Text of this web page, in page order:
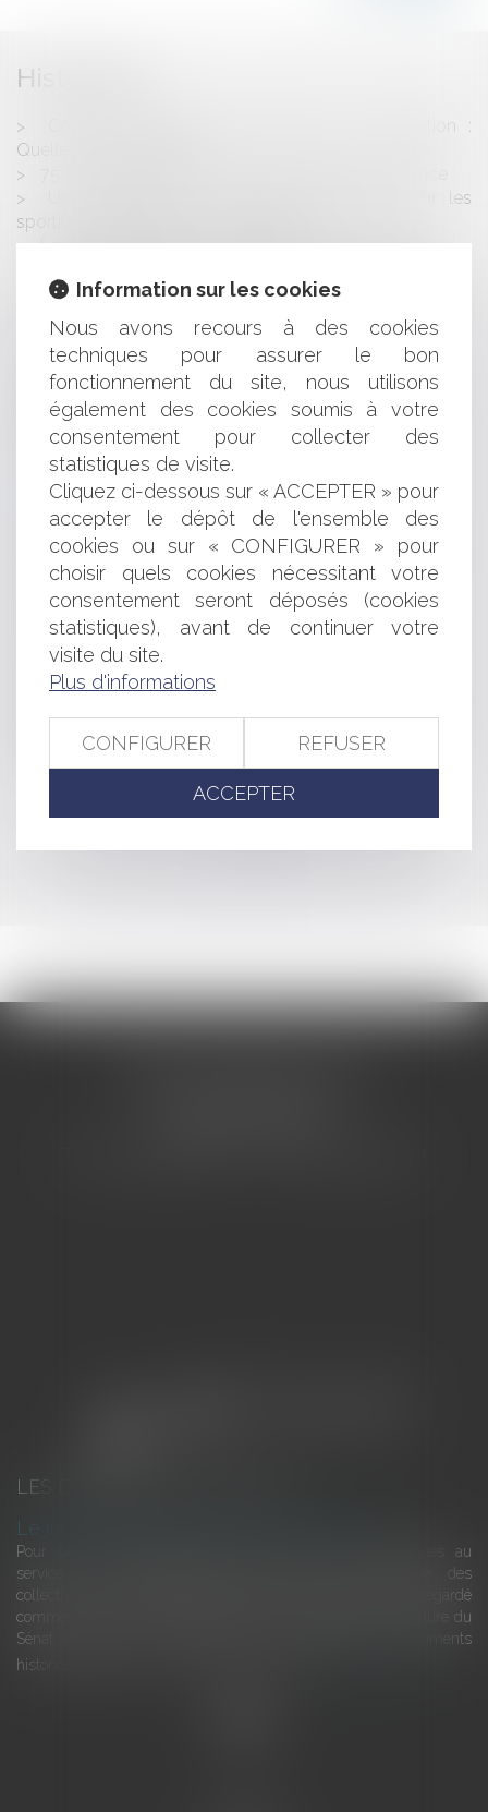
Historique
Congé du locataire commercial et renonciation :
Quelles conséquences ?
Un nouveau droit à l’image individuelle pour les
sportifs et entraîneurs professionnels
Logement gratuit chez ses parents et succession
Pas de modification de la rémunération du salarié sans
son accord express
Prêt immobilier et domiciliation des salaires dans la
même banque
Une augmentation de salaire doit être acceptée par le
salarié
Bail commercial : définition, renouvellement, résiliation
- Toute la franchise
Inscription au fichier national automatisé des
empreintes génétiques et respect de la vie privée
Actions en dommages et intérêts du fait des pratiques
anticoncurrentielles : dépôt au Sénat
Saisie immobilière : frais de poursuite et vente forcée
du bien immobilier
Accès à l'AMP pour les couples de femmes ou les
femmes seules : avis positif du CCNE
Le dialogue des carmélites : reconnaissance de la
Bail commercial : suspension des effets de la clause
résolutoire et délais de paiement
< ... 257 258 259 260 261 262 263 ...
LES DERNIÈRES ACTUALITÉS
Le joug léger des monuments historiques
Pour une gestion patrimoniale des monuments historiques au
service du développement économique et touristique des
collectivités Le monument historique a longtemps été regardé
comme une charge. Le rapport que la commission de la culture du
Sénat a consacré, en juillet 2026, à la gestion des monuments
historiques invite à y voir aussi une ressour...
Information sur les cookies
Nous avons recours à des cookies
techniques pour assurer le bon
fonctionnement du site, nous utilisons
également des cookies soumis à votre
consentement pour collecter des
statistiques de visite.
Cliquez ci-dessous sur « ACCEPTER » pour
accepter le dépôt de l'ensemble des
cookies ou sur « CONFIGURER » pour
choisir quels cookies nécessitant votre
consentement seront déposés (cookies
statistiques), avant de continuer votre
visite du site.
Plus d'informations
CONFIGURER REFUSER
ACCEPTER